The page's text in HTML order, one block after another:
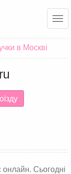
в Москві
Сьогодні